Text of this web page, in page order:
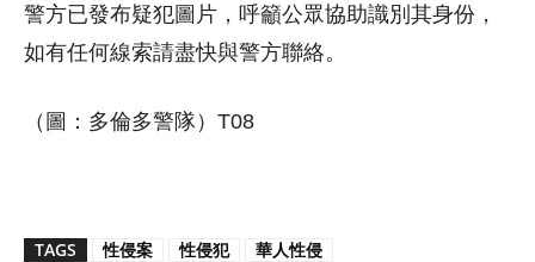
警方已發布疑犯圖片，呼籲公眾協助識別其身份，
如有任何線索請盡快與警方聯絡。
（圖：多倫多警隊）T08
TAGS 性侵案 性侵犯 華人性侵